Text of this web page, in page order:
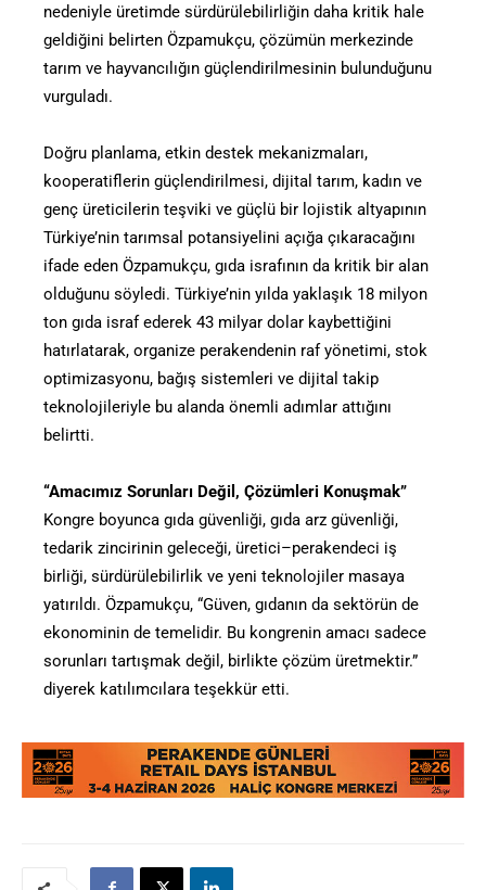
nedeniyle üretimde sürdürülebilirliğin daha kritik hale
geldiğini belirten Özpamukçu, çözümün merkezinde
tarım ve hayvancılığın güçlendirilmesinin bulunduğunu
vurguladı.
Doğru planlama, etkin destek mekanizmaları,
kooperatiflerin güçlendirilmesi, dijital tarım, kadın ve
genç üreticilerin teşviki ve güçlü bir lojistik altyapının
Türkiye’nin tarımsal potansiyelini açığa çıkaracağını
ifade eden Özpamukçu, gıda israfının da kritik bir alan
olduğunu söyledi. Türkiye’nin yılda yaklaşık 18 milyon
ton gıda israf ederek 43 milyar dolar kaybettiğini
hatırlatarak, organize perakendenin raf yönetimi, stok
optimizasyonu, bağış sistemleri ve dijital takip
teknolojileriyle bu alanda önemli adımlar attığını
belirtti.
“Amacımız Sorunları Değil, Çözümleri Konuşmak”
Kongre boyunca gıda güvenliği, gıda arz güvenliği,
tedarik zincirinin geleceği, üretici–perakendeci iş
birliği, sürdürülebilirlik ve yeni teknolojiler masaya
yatırıldı. Özpamukçu, “Güven, gıdanın da sektörün de
ekonominin de temelidir. Bu kongrenin amacı sadece
sorunları tartışmak değil, birlikte çözüm üretmektir.”
diyerek katılımcılara teşekkür etti.